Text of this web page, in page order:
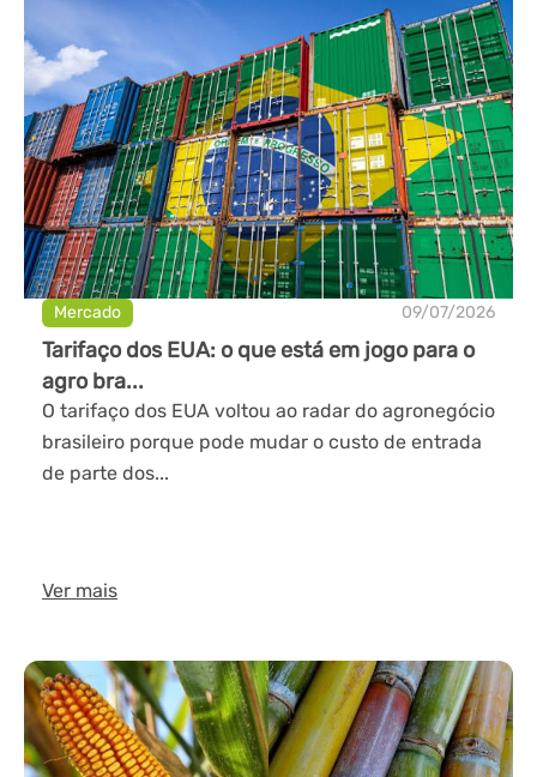
Mercado 09/07/2026
Tarifaço dos EUA: o que está em jogo para o
agro bra...
O tarifaço dos EUA voltou ao radar do agronegócio
brasileiro porque pode mudar o custo de entrada
de parte dos...
Ver mais